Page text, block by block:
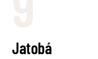
Jatobá